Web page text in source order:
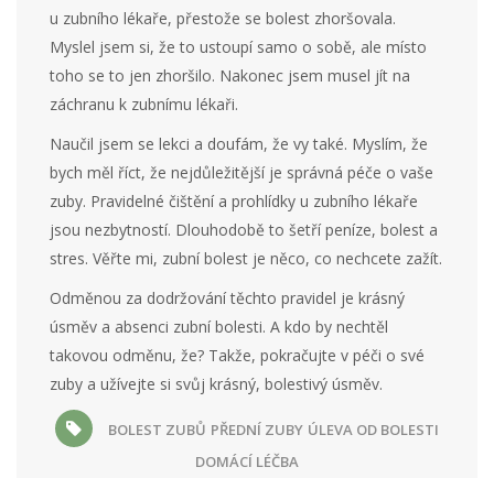
u zubního lékaře, přestože se bolest zhoršovala.
Myslel jsem si, že to ustoupí samo o sobě, ale místo
toho se to jen zhoršilo. Nakonec jsem musel jít na
záchranu k zubnímu lékaři.
Naučil jsem se lekci a doufám, že vy také. Myslím, že
bych měl říct, že nejdůležitější je správná péče o vaše
zuby. Pravidelné čištění a prohlídky u zubního lékaře
jsou nezbytností. Dlouhodobě to šetří peníze, bolest a
stres. Věřte mi, zubní bolest je něco, co nechcete zažít.
Odměnou za dodržování těchto pravidel je krásný
úsměv a absenci zubní bolesti. A kdo by nechtěl
takovou odměnu, že? Takže, pokračujte v péči o své
zuby a užívejte si svůj krásný, bolestivý úsměv.
BOLEST ZUBŮ PŘEDNÍ ZUBY ÚLEVA OD BOLESTI
DOMÁCÍ LÉČBA